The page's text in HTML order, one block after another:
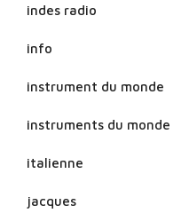
indes radio
info
instrument du monde
instruments du monde
italienne
jacques